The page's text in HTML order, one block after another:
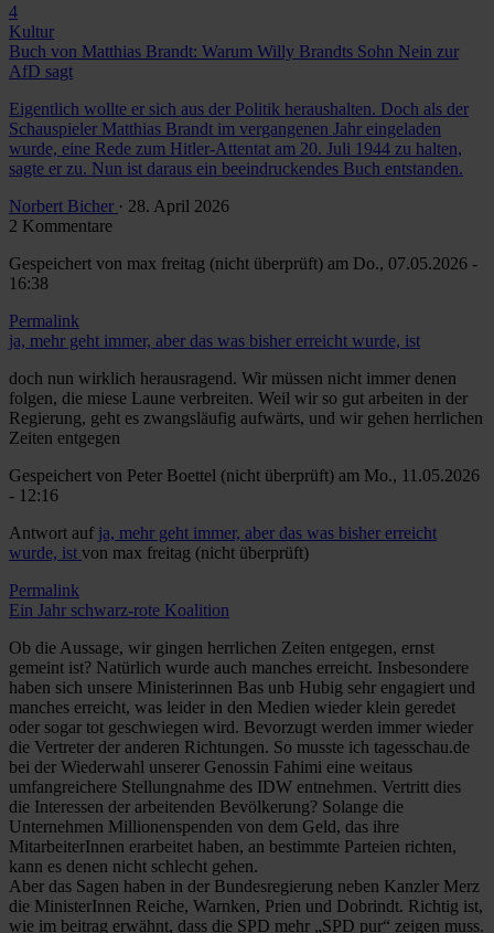
4
Kultur
Buch von Matthias Brandt: Warum Willy Brandts Sohn Nein zur
AfD sagt
Eigentlich wollte er sich aus der Politik heraushalten. Doch als der
Schauspieler Matthias Brandt im vergangenen Jahr eingeladen
wurde, eine Rede zum Hitler-Attentat am 20. Juli 1944 zu halten,
sagte er zu. Nun ist daraus ein beeindruckendes Buch entstanden.
Norbert Bicher · 28. April 2026
2 Kommentare
Gespeichert von max freitag (nicht überprüft) am Do., 07.05.2026 -
16:38
Permalink
ja, mehr geht immer, aber das was bisher erreicht wurde, ist
doch nun wirklich herausragend. Wir müssen nicht immer denen
folgen, die miese Laune verbreiten. Weil wir so gut arbeiten in der
Regierung, geht es zwangsläufig aufwärts, und wir gehen herrlichen
Zeiten entgegen
Gespeichert von Peter Boettel (nicht überprüft) am Mo., 11.05.2026
- 12:16
Antwort auf ja, mehr geht immer, aber das was bisher erreicht
wurde, ist von max freitag (nicht überprüft)
Permalink
Ein Jahr schwarz-rote Koalition
Ob die Aussage, wir gingen herrlichen Zeiten entgegen, ernst
gemeint ist? Natürlich wurde auch manches erreicht. Insbesondere
haben sich unsere Ministerinnen Bas unb Hubig sehr engagiert und
manches erreicht, was leider in den Medien wieder klein geredet
oder sogar tot geschwiegen wird. Bevorzugt werden immer wieder
die Vertreter der anderen Richtungen. So musste ich tagesschau.de
bei der Wiederwahl unserer Genossin Fahimi eine weitaus
umfangreichere Stellungnahme des IDW entnehmen. Vertritt dies
die Interessen der arbeitenden Bevölkerung? Solange die
Unternehmen Millionenspenden von dem Geld, das ihre
MitarbeiterInnen erarbeitet haben, an bestimmte Parteien richten,
kann es denen nicht schlecht gehen.
Aber das Sagen haben in der Bundesregierung neben Kanzler Merz
die MinisterInnen Reiche, Warnken, Prien und Dobrindt. Richtig ist,
wie im beitrag erwähnt, dass die SPD mehr „SPD pur“ zeigen muss.